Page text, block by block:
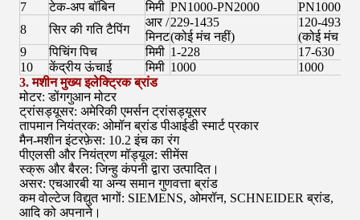
7
टेक-अप बॉबिन मिमी PN1000-PN2000
PN1000-
8
सिर की गति टैपिंग
आर /
मिनट
229-1435
(कोई मंच नहीं)
120-493
(कोई मंच
9
पिचिंग पिच मिमी 1-228
17-630
10
केंद्रीय ऊंचाई मिमी 1000
1000
3. मशीन मुख्य इलेक्ट्रिक ब्रांड
मोटर: डोंगगुआन मोटर
ट्रांसड्यूसर: अमेरिकी एमर्सन ट्रांसड्यूसर
तापमान नियंत्रक: ओमॉन ब्रांड पीआईडी ​​स्मार्ट प्रकार
मैन-मशीन इंटरफ़ेस: 10.2 इंच का रंग
पीएलसी और नियंत्रण मॉड्यूल: सीमेंस
स्क्रू और बैरल: जिन्हु कंपनी द्वारा उत्पादित।
असर: एचआरबी या अन्य समान गुणवत्ता ब्रांड
कम वोल्टेज विद्युत भागों: SIEMENS, ओमरॉन, SCHNEIDER ब्रांड,
आदि को अपनाने।